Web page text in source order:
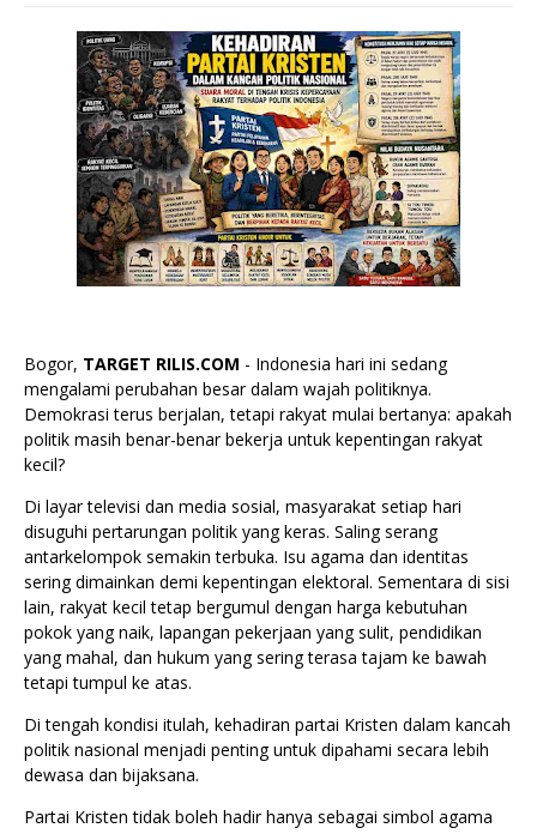
Bogor, TARGET RILIS.COM - Indonesia hari ini sedang
mengalami perubahan besar dalam wajah politiknya.
Demokrasi terus berjalan, tetapi rakyat mulai bertanya: apakah
politik masih benar-benar bekerja untuk kepentingan rakyat
kecil?
Di layar televisi dan media sosial, masyarakat setiap hari
disuguhi pertarungan politik yang keras. Saling serang
antarkelompok semakin terbuka. Isu agama dan identitas
sering dimainkan demi kepentingan elektoral. Sementara di sisi
lain, rakyat kecil tetap bergumul dengan harga kebutuhan
pokok yang naik, lapangan pekerjaan yang sulit, pendidikan
yang mahal, dan hukum yang sering terasa tajam ke bawah
tetapi tumpul ke atas.
Di tengah kondisi itulah, kehadiran partai Kristen dalam kancah
politik nasional menjadi penting untuk dipahami secara lebih
dewasa dan bijaksana.
Partai Kristen tidak boleh hadir hanya sebagai simbol agama